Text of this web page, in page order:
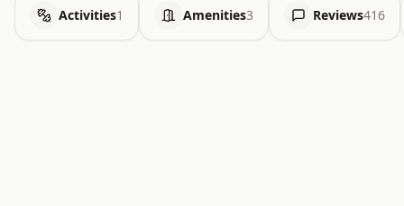
Activities1 Amenities3 Reviews416